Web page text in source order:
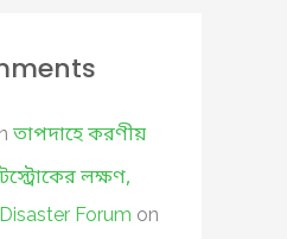
তাপদাহে করণীয়
লক্ষণ,
Forum on